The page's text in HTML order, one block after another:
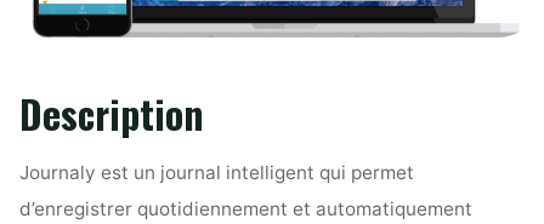
Description
Journaly est un journal intelligent qui permet
d’enregistrer quotidiennement et automatiquement